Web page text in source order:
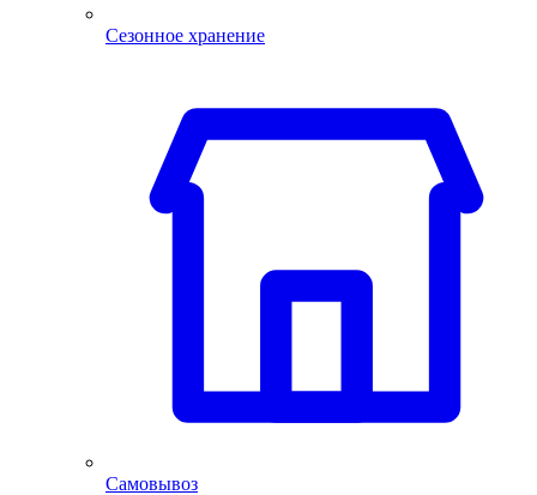
Сезонное хранение
Самовывоз